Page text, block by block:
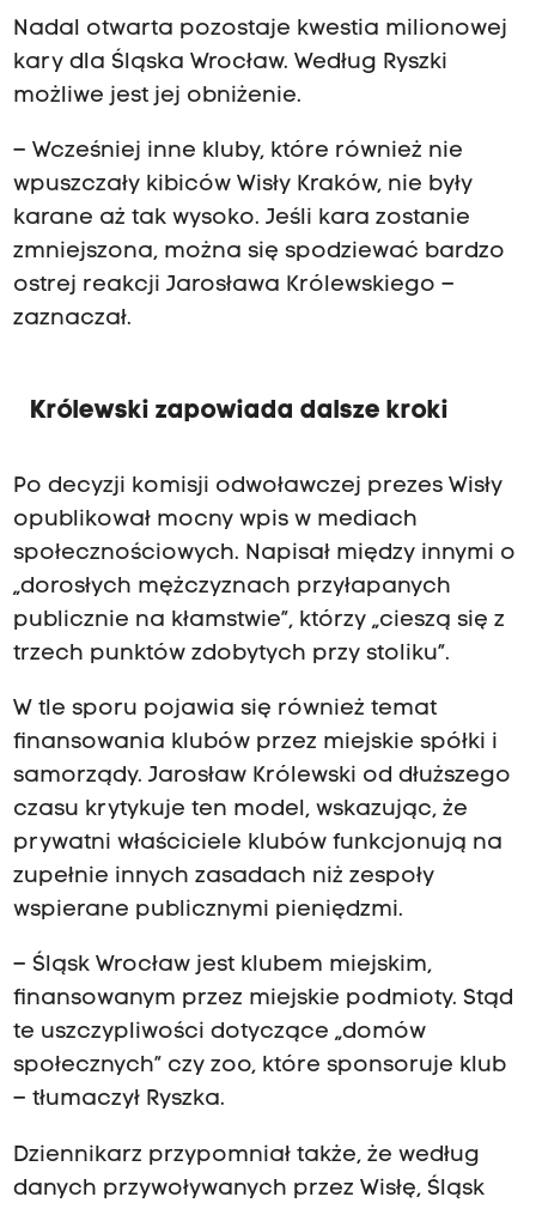
Nadal otwarta pozostaje kwestia milionowej
kary dla Śląska Wrocław. Według Ryszki
możliwe jest jej obniżenie.
– Wcześniej inne kluby, które również nie
wpuszczały kibiców Wisły Kraków, nie były
karane aż tak wysoko. Jeśli kara zostanie
zmniejszona, można się spodziewać bardzo
ostrej reakcji Jarosława Królewskiego –
zaznaczał.
Królewski zapowiada dalsze kroki
Po decyzji komisji odwoławczej prezes Wisły
opublikował mocny wpis w mediach
społecznościowych. Napisał między innymi o
„dorosłych mężczyznach przyłapanych
publicznie na kłamstwie”, którzy „cieszą się z
trzech punktów zdobytych przy stoliku”.
W tle sporu pojawia się również temat
finansowania klubów przez miejskie spółki i
samorządy. Jarosław Królewski od dłuższego
czasu krytykuje ten model, wskazując, że
prywatni właściciele klubów funkcjonują na
zupełnie innych zasadach niż zespoły
wspierane publicznymi pieniędzmi.
– Śląsk Wrocław jest klubem miejskim,
finansowanym przez miejskie podmioty. Stąd
te uszczypliwości dotyczące „domów
społecznych” czy zoo, które sponsoruje klub
– tłumaczył Ryszka.
Dziennikarz przypomniał także, że według
danych przywoływanych przez Wisłę, Śląsk